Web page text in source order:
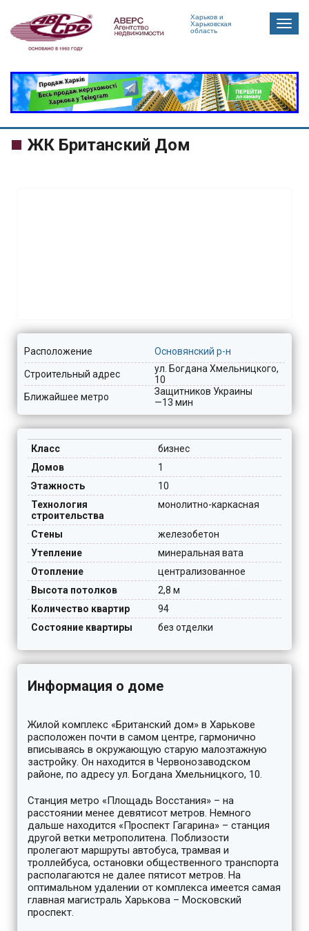
Харьков и
Харьковская
область
ЖК Британский Дом
Расположение Основянский р-н
Строительный адрес
ул. Богдана Хмельницкого,
10
Ближайшее метро
Защитников Украины
—13 мин
Класс
бизнес
Домов
1
Этажность
10
Технология
строительства
монолитно-каркасная
Стены
железобетон
Утепление
минеральная вата
Отопление
централизованное
Высота потолков
2,8 м
Количество квартир
94
Состояние квартиры
без отделки
Информация о доме
Жилой комплекс «Британский дом» в Харькове
расположен почти в самом центре, гармонично
вписываясь в окружающую старую малоэтажную
застройку. Он находится в Червонозаводском
районе, по адресу ул. Богдана Хмельницкого, 10.
Станция метро «Площадь Восстания» – на
расстоянии менее девятисот метров. Немного
дальше находится «Проспект Гагарина» – станция
другой ветки метрополитена. Поблизости
пролегают маршруты автобуса, трамвая и
троллейбуса, остановки общественного транспорта
располагаются не далее пятисот метров. На
оптимальном удалении от комплекса имеется самая
главная магистраль Харькова – Московский
проспект.